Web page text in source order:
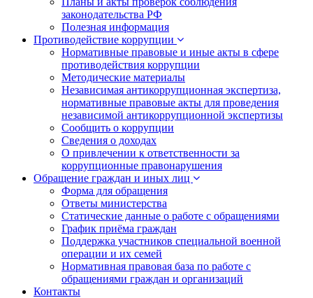
законодательства РФ
Полезная информация
Противодействие коррупции
Нормативные правовые и иные акты в сфере
противодействия коррупции
Методические материалы
Независимая антикоррупционная экспертиза,
нормативные правовые акты для проведения
независимой антикоррупционной экспертизы
Сообщить о коррупции
Сведения о доходах
О привлечении к ответственности за
коррупционные правонарушения
Обращение граждан и иных лиц
Форма для обращения
Ответы министерства
Статические данные о работе с обращениями
График приёма граждан
Поддержка участников специальной военной
операции и их семей
Нормативная правовая база по работе с
обращениями граждан и организаций
Контакты